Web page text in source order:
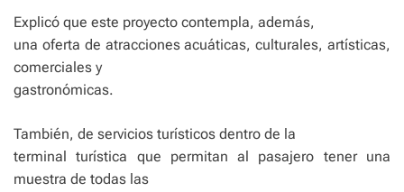
Explicó que este proyecto contempla, además,
una oferta de atracciones acuáticas, culturales, artísticas,
comerciales y
gastronómicas.
También, de servicios turísticos dentro de la
terminal turística que permitan al pasajero tener una
muestra de todas las